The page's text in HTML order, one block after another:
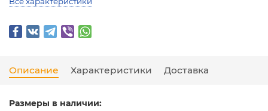
Описание Характеристики Доставка
Размеры в наличии: